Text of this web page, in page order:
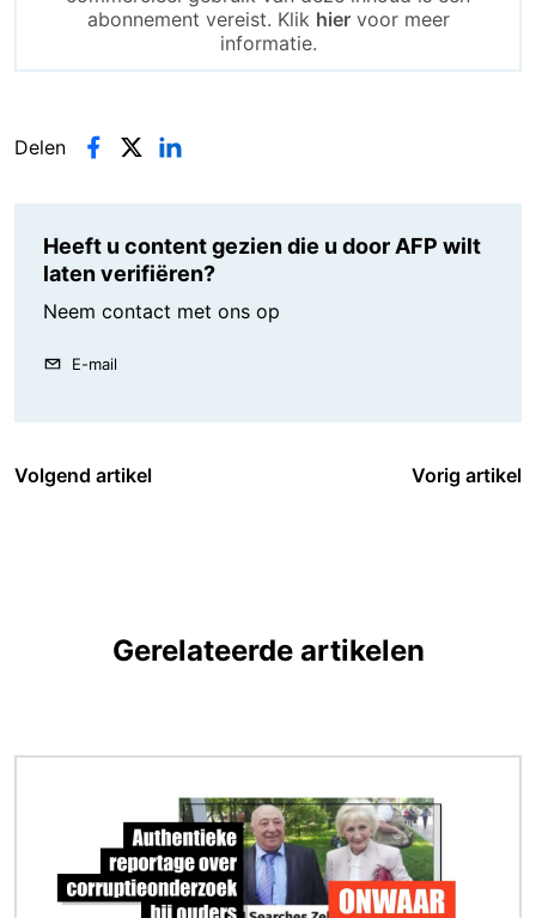
abonnement vereist. Klik hiervoor meer
informatie.
Delen
Heeft u content gezien die u door AFP wilt
laten verifiëren?
Neem contact met ons op
E-mail
Volgend artikel Vorig artikel
Gerelateerde artikelen